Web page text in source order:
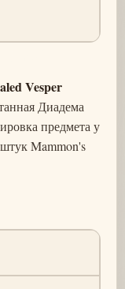
Vesper
Диадема
предмета у
Mammon's